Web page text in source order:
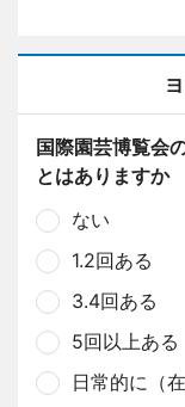
国際園芸博覧会
とはありますか
ない
1.2回ある
3.4回ある
5回以上ある
日常的に（